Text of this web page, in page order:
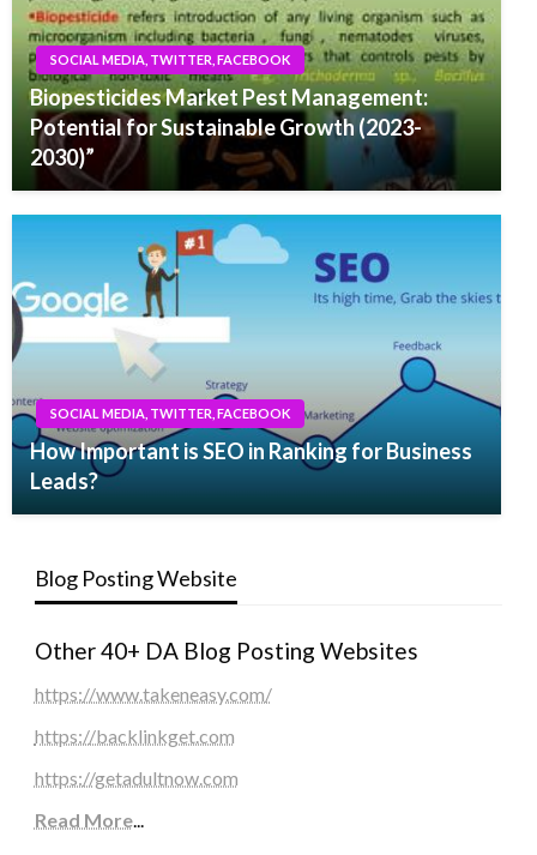
SOCIAL MEDIA, TWITTER, FACEBOOK
Biopesticides Market Pest Management:
Potential for Sustainable Growth (2023-
2030)”
SOCIAL MEDIA, TWITTER, FACEBOOK
How Important is SEO in Ranking for Business
Leads?
Blog Posting Website
Other 40+ DA Blog Posting Websites
https://www.takeneasy.com/
https://backlinkget.com
https://getadultnow.com
Read More...